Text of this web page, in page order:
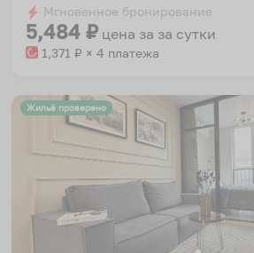
changing
dates.
changing
dates.
Мгновенное бронирование
5,484 ₽ цена за за сутки
1,371 ₽ × 4 платежа
Жильё проверено